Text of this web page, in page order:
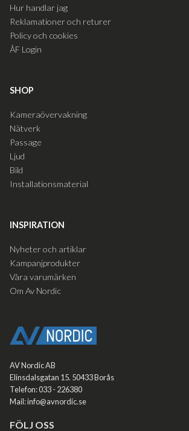
AV Nordic AB
Elinsdalsgatan 15. 50433 Borås
Telefon: 033 - 226380
Mail: info@avnordic.se
FÖLJ OSS
Hur handlar jag
Reklamationer och returer
Policy och cookies
ÅF Login
SHOP
Kameraövervakning
Nätverk
Passage
Ljud
Bild
Installationsmaterial
INSPIRATION
Nyheter och artiklar
Kampanjprodukter
Våra varumärken
Om Av Nordic